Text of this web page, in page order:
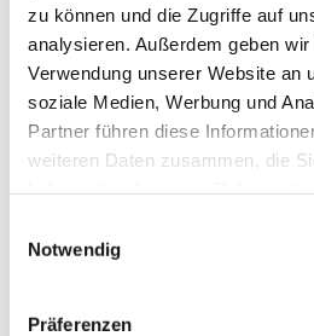
zu können und die Zugriffe auf
analysieren. Außerdem geben
Verwendung unserer Website an
soziale Medien, Werbung und
Partner führen diese
weiteren Daten zusammen, die
Notwendig
Präferenzen
Dies könnte